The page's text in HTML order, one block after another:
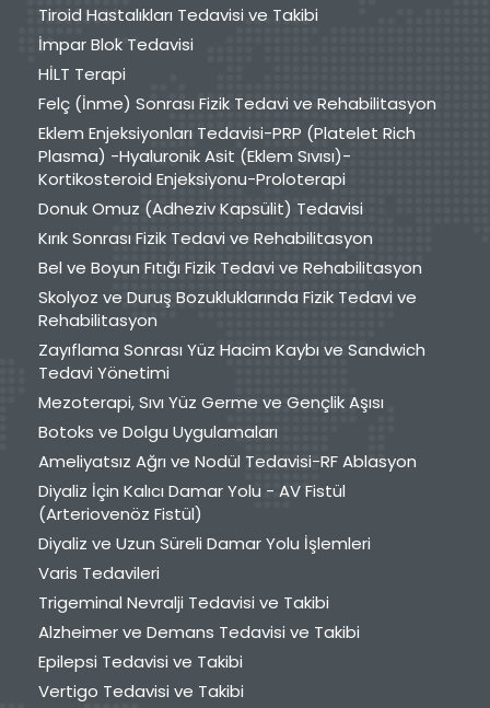
Tiroid Hastalıkları Tedavisi ve Takibi
İmpar Blok Tedavisi
HİLT Terapi
Felç (İnme) Sonrası Fizik Tedavi ve Rehabilitasyon
Eklem Enjeksiyonları Tedavisi-PRP (Platelet Rich
Plasma) -Hyaluronik Asit (Eklem Sıvısı)-
Kortikosteroid Enjeksiyonu-Proloterapi
Donuk Omuz (Adheziv Kapsülit) Tedavisi
Kırık Sonrası Fizik Tedavi ve Rehabilitasyon
Bel ve Boyun Fıtığı Fizik Tedavi ve Rehabilitasyon
Skolyoz ve Duruş Bozukluklarında Fizik Tedavi ve
Rehabilitasyon
Zayıflama Sonrası Yüz Hacim Kaybı ve Sandwich
Tedavi Yönetimi
Mezoterapi, Sıvı Yüz Germe ve Gençlik Aşısı
Botoks ve Dolgu Uygulamaları
Ameliyatsız Ağrı ve Nodül Tedavisi-RF Ablasyon
Diyaliz İçin Kalıcı Damar Yolu - AV Fistül
(Arteriovenöz Fistül)
Diyaliz ve Uzun Süreli Damar Yolu İşlemleri
Varis Tedavileri
Trigeminal Nevralji Tedavisi ve Takibi
Alzheimer ve Demans Tedavisi ve Takibi
Epilepsi Tedavisi ve Takibi
Vertigo Tedavisi ve Takibi